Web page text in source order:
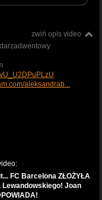
zwiń opis video
aleksandrab...
FC Barcelona ZŁOŻYŁA
Lewandowskiego! Joan